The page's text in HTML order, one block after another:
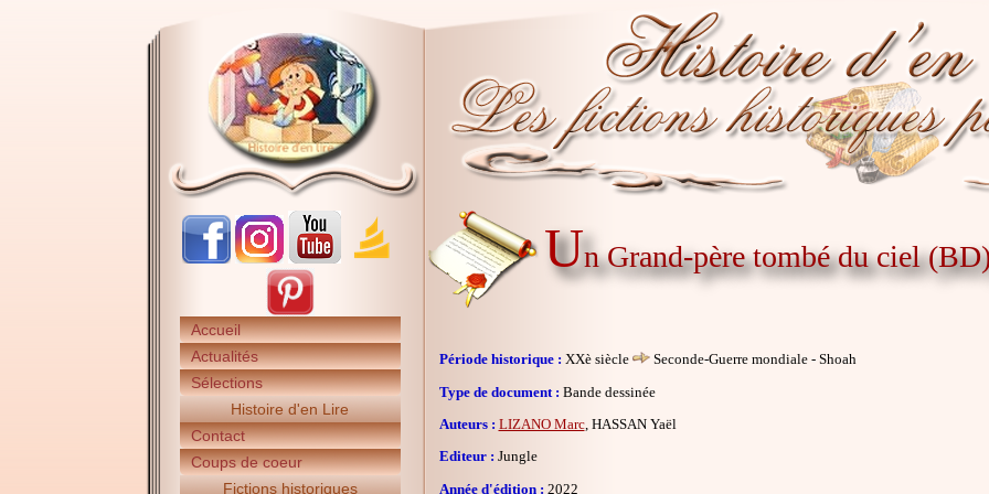
Accueil
Actualités
Sélections
Histoire d'en Lire
Contact
Coups de coeur
Fictions historiques
Un Grand-père tombé du ciel
Période historique : XXè siècle
Seconde-Guerre mondiale - Shoah
Type de document : Bande dessinée
Auteurs : LIZANO Marc, HASSAN Yaël
Editeur : Jungle
Année d'édition : 2022